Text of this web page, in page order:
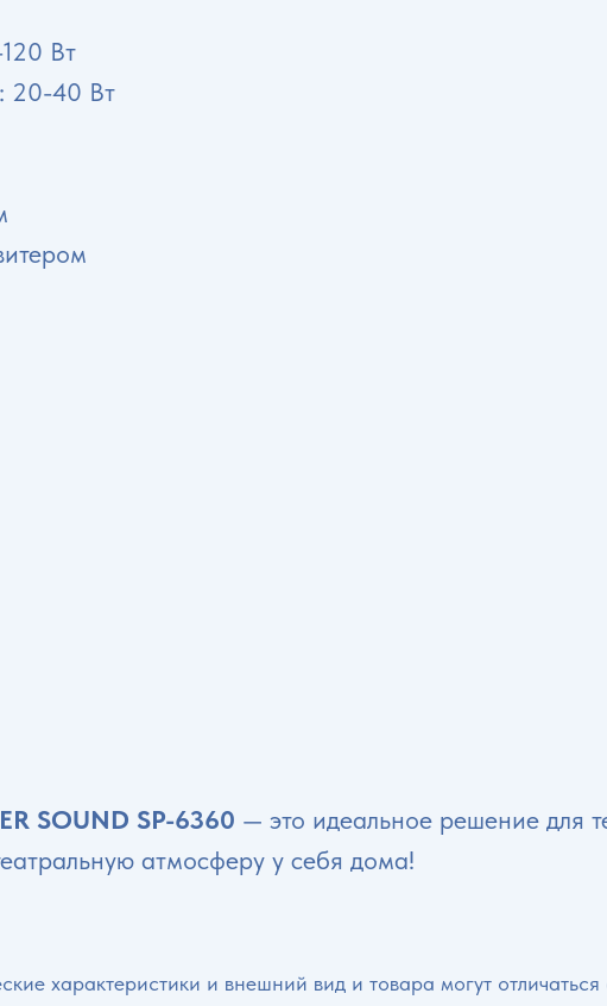
Вт
20-40 Вт
SOUND SP-6360 — это идеальное решение для
атмосферу у себя дома!
характеристики и внешний вид и товара могут отличаться